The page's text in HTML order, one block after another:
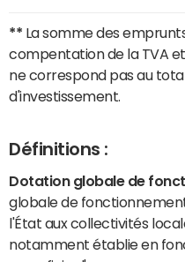
** La somme des
compentation de la TVA
ne correspond pas au
d'investissement.
Définitions :
Dotation globale de
globale de
l'État aux collectivités
notamment établie en